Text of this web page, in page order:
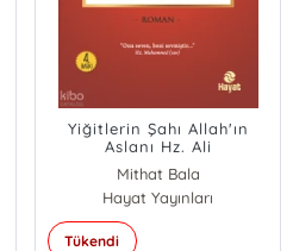
Yiğitlerin Şahı Allah'ın
Aslanı Hz. Ali
Mithat Bala
Hayat Yayınları
Tükendi